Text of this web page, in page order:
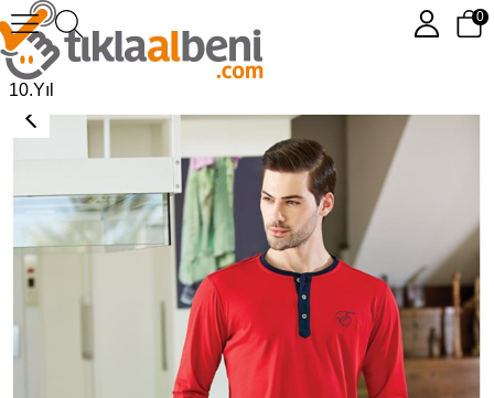
10.Yıl
0
Eros ESE 2018 O Patlı Pijama Takımı